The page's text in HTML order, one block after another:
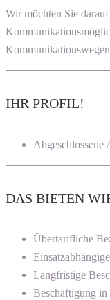
Wir möchten Sie
IHR PROFIL!
DAS BIETEN
Übertarifliche
Langfristige
Beschäftigung